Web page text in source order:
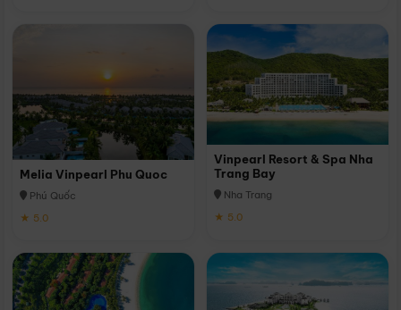
Melia Vinpearl Phu Quoc
Phú Quốc
★ 5.0
Vinpearl Resort & Spa Nha
Trang Bay
Nha Trang
★ 5.0